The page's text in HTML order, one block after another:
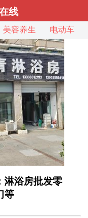
线
美容养生 电动车
淋浴房批发零
等